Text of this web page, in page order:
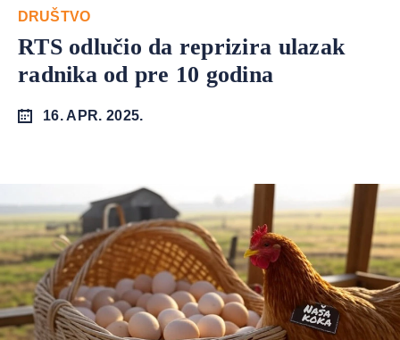
DRUŠTVO
RTS odlučio da reprizira ulazak
radnika od pre 10 godina
16. APR. 2025.